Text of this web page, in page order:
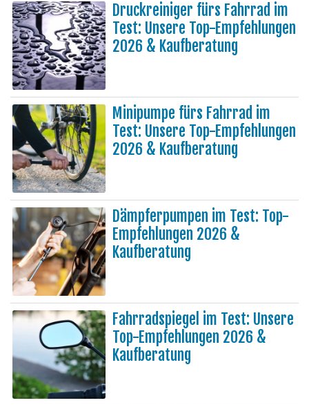
Druckreiniger fürs Fahrrad im
Test: Unsere Top-Empfehlungen
2026 & Kaufberatung
Minipumpe fürs Fahrrad im
Test: Unsere Top-Empfehlungen
2026 & Kaufberatung
Dämpferpumpen im Test: Top-
Empfehlungen 2026 &
Kaufberatung
Fahrradspiegel im Test: Unsere
Top-Empfehlungen 2026 &
Kaufberatung